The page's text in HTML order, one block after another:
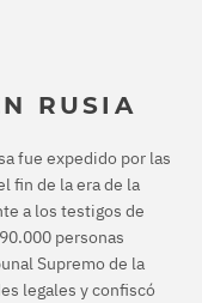
RUSIA
fue expedido por las
fin de la era de la
a los testigos de
personas
Supremo de la
legales y confiscó